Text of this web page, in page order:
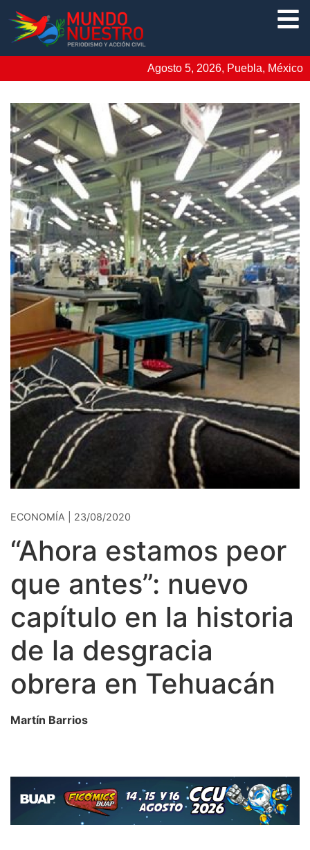
Agosto 5, 2026, Puebla, México
ECONOMÍA | 23/08/2020
“Ahora estamos peor
que antes”: nuevo
capítulo en la historia
de la desgracia
obrera en Tehuacán
Martín Barrios